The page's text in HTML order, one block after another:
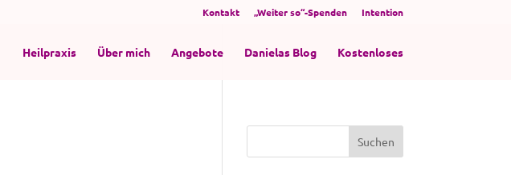
Kontakt „Weiter so“-Spenden Intention
Heilpraxis Über mich Angebote Danielas Blog Kostenloses